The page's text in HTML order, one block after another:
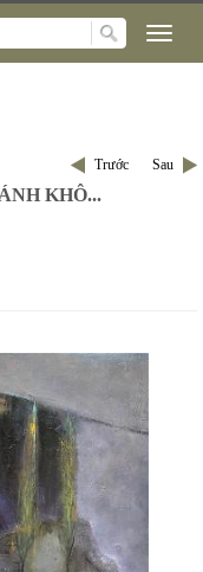
Trước Sau
KHÔ...